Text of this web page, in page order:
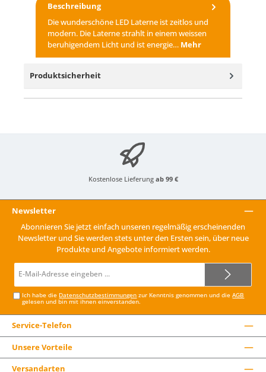
Beschreibung
Die wunderschöne LED Laterne ist zeitlos und
modern. Die Laterne strahlt in einem weissen
beruhigendem Licht und ist energie… Mehr
Produktsicherheit
Kostenlose Lieferung ab 99 €
Newsletter
Abonnieren Sie jetzt einfach unseren regelmäßig erscheinenden
Newsletter und Sie werden stets unter den Ersten sein, über neue
Produkte und Angebote informiert werden.
Mail-
Ich habe die Datenschutzbestimmungen zur Kenntnis genommen und dieAGB
gelesen und bin mit ihnen einverstanden.
Service-Telefon
Unsere Vorteile
Versandarten